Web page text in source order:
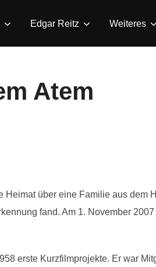
Edgar Reitz Weiteres
Atem
über eine Familie aus dem
fand. Am 1. November
erste Kurzfilmprojekte. Er war